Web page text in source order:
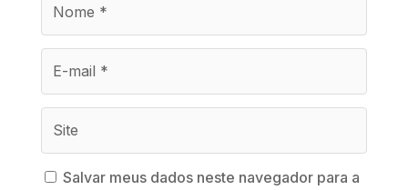
Salvar meus dados neste navegador para a